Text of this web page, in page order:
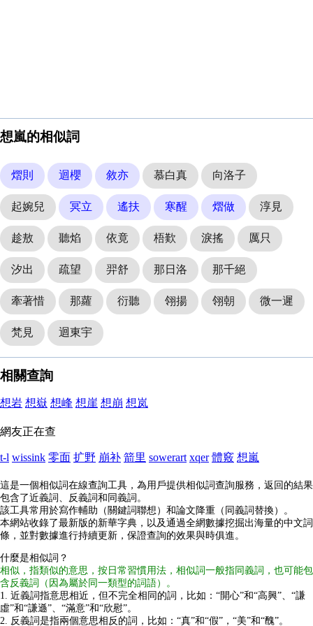
想嵐的相似詞
熠則 迴櫻 敘亦 慕白真 向洛子
起婉兒 冥立 遙扶 寒醒 熠做 淳見
趁敖 聽焰 依竟 梧歎 淚搖 厲只
汐出 疏望 羿舒 那日洛 那千絕
牽著惜 那蘿 衍聽 翎揚 翎朝 微一遲
梵見 迴東宇
相關查詢
想岩 想嶽 想峰 想崖 想崩 想岚
網友正在查
t-l wissink 零面 扩野 崩补 箭里 sowerart xqer 體竅 想嵐
這是一個相似詞在線查詢工具，為用戶提供相似詞查詢服務，返回的結果
包含了近義詞、反義詞和同義詞。
該工具常用於寫作輔助（關鍵詞聯想）和論文降重（同義詞替換）。
本網站收錄了最新版的新華字典，以及通過全網數據挖掘出海量的中文詞
條，並對數據進行持續更新，保證查詢的效果與時俱進。
什麼是相似詞？
相似，指類似的意思，按日常習慣用法，相似詞一般指同義詞，也可能包
含反義詞（因為屬於同一類型的詞語）。
1. 近義詞指意思相近，但不完全相同的詞，比如：“開心”和“高興”、“謙
虛”和“謙遜”、“滿意”和“欣慰”。
2. 反義詞是指兩個意思相反的詞，比如：“真”和“假”，“美”和“醜”。